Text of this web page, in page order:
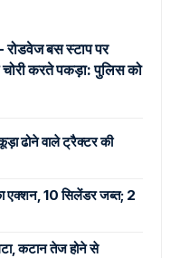
रोडवेज बस स्टाप पर
चोरी करते पकड़ा: पुलिस को
ढोने वाले ट्रैक्टर की
एक्शन, 10 सिलेंडर जब्त; 2
कटान तेज होने से